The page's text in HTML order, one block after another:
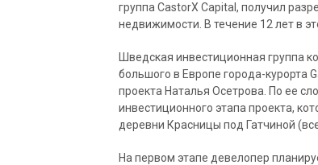
группа CastorX Capital, получил
недвижимости. В течение 12 лет в
Шведская инвестиционная группа
большого в Европе города-курорта
проекта Наталья Осетрова. По ее
инвестиционного этапа проекта,
деревни Красницы под Гатчиной
На первом этапе девелопер